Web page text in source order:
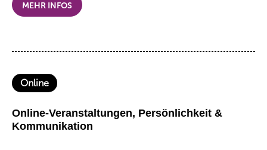
MEHR INFOS
Online
Online-Veranstaltungen, Persönlichkeit &
Kommunikation